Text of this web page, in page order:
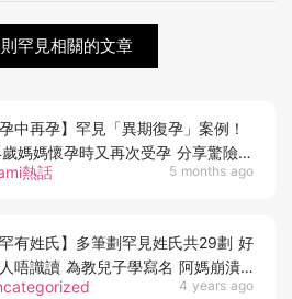
罕見相關的文章
熱話 5 months ago
孕中再孕】罕見「異期復孕」案例！
媽媽懷孕時又再次受孕 分享驚險生
歷 網民驚呼生命奇蹟
4 years ago
罕有姓氏】多筆劃罕見姓氏共29劃 好
唔識讀 為教兒子學寫名 阿媽崩潰
嫁給老公